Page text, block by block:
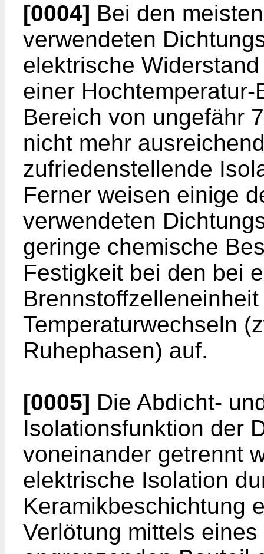
[0004] Bei den
verwendeten
elektrische
einer
Bereich von ungefähr
nicht mehr
zufriedenstellende
Ferner weisen einige
verwendeten
geringe chemische
Festigkeit bei den bei
Temperaturwechseln
Ruhephasen) auf.
[0005] Die Abdicht-
Isolationsfunktion der
voneinander getrennt
elektrische Isolation
Keramikbeschichtung
Verlötung mittels